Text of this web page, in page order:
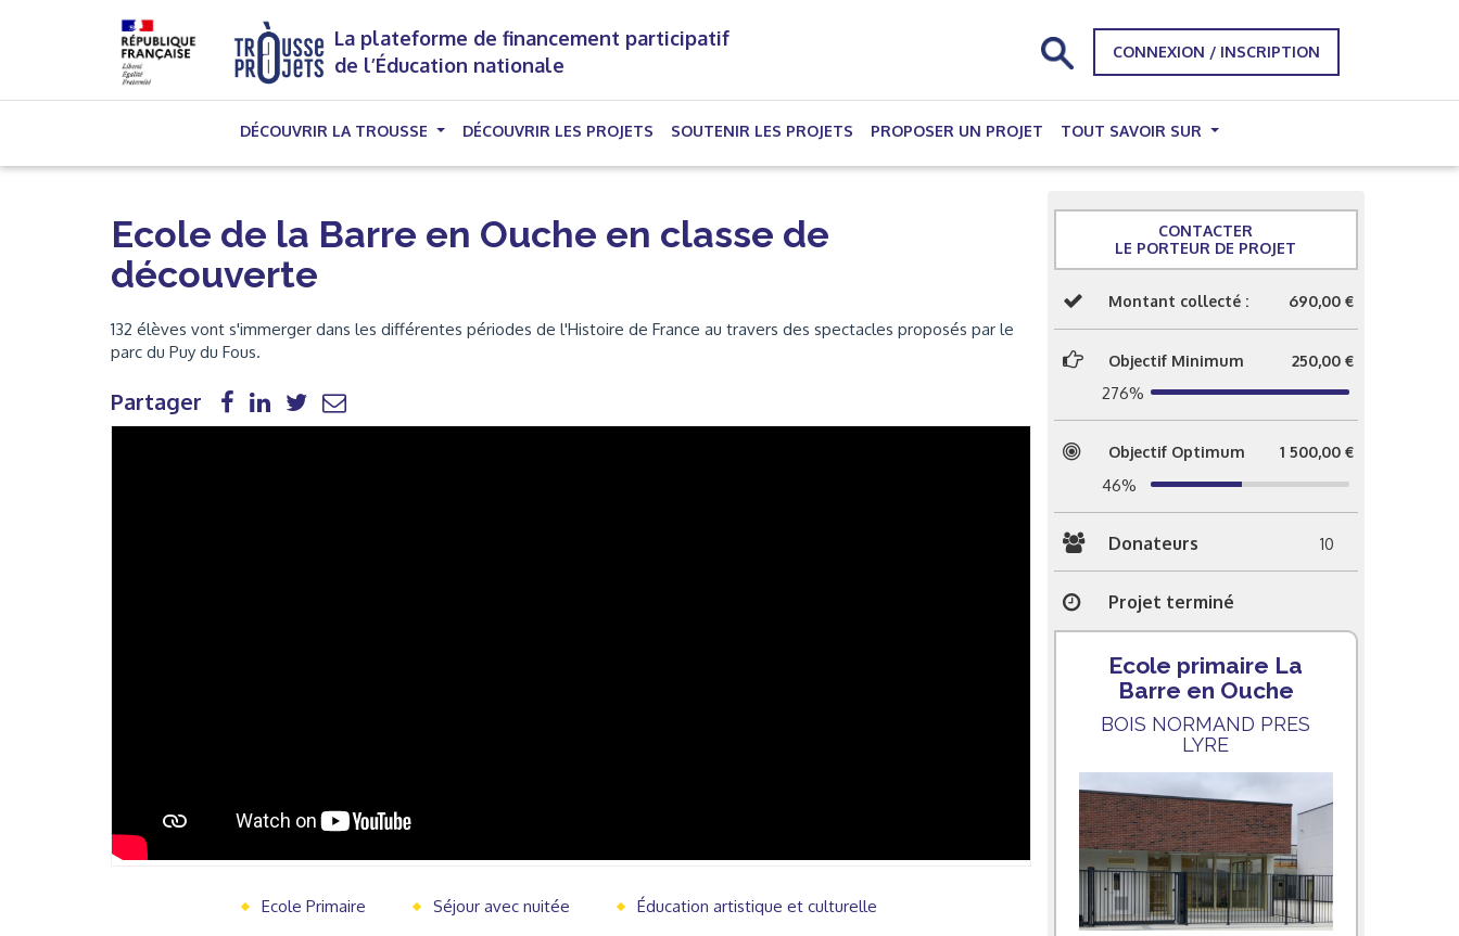
La plateforme de financement participatif
de l’Éducation nationale
CONNEXION / INSCRIPTION
DÉCOUVRIR LA TROUSSE DÉCOUVRIR LES PROJETS (CURRENT)
SOUTENIR LES PROJETS PROPOSER UN PROJET TOUT SAVOIR SUR
Ecole de la Barre en Ouche en classe de
découverte
132 élèves vont s'immerger dans les différentes périodes de l'Histoire de France au travers des spectacles proposés par le
parc du Puy du Fous.
Partager
Ecole Primaire Séjour avec nuitée Éducation artistique et culturelle
CONTACTER
LE PORTEUR DE PROJET
Montant collecté : 690,00 €
Objectif Minimum 250,00 €
276%
Objectif Optimum 1 500,00 €
46%
Donateurs 10
Projet terminé
Ecole primaire La
Barre en Ouche
BOIS NORMAND PRES
LYRE